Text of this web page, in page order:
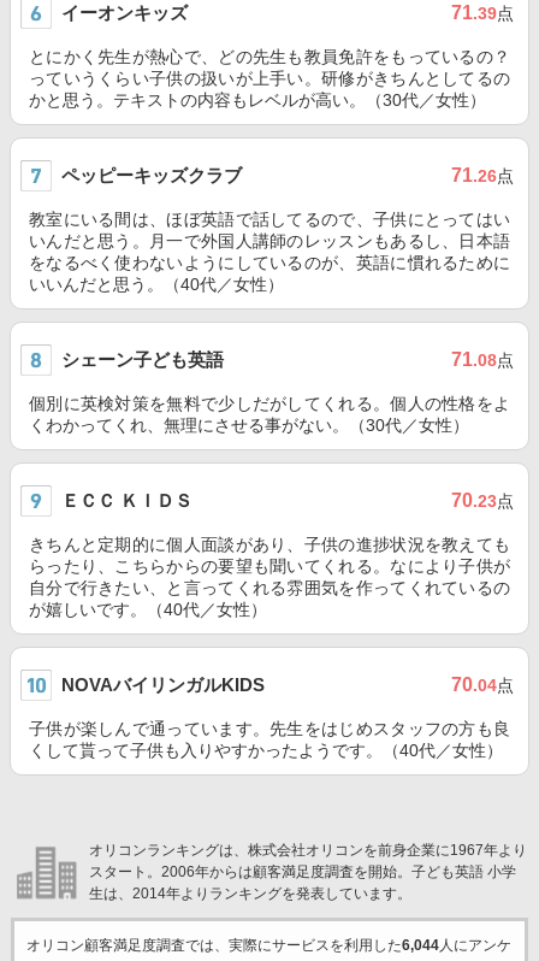
イーオンキッズ 71.39点
とにかく先生が熱心で、どの先生も教員免許をもっているの？
っていうくらい子供の扱いが上手い。研修がきちんとしてるの
かと思う。テキストの内容もレベルが高い。（30代／女性）
ペッピーキッズクラブ 71.26点
教室にいる間は、ほぼ英語で話してるので、子供にとってはい
いんだと思う。月一で外国人講師のレッスンもあるし、日本語
をなるべく使わないようにしているのが、英語に慣れるために
いいんだと思う。（40代／女性）
シェーン子ども英語 71.08点
個別に英検対策を無料で少しだがしてくれる。個人の性格をよ
くわかってくれ、無理にさせる事がない。（30代／女性）
ＥＣＣ ＫＩＤＳ 70.23点
きちんと定期的に個人面談があり、子供の進捗状況を教えても
らったり、こちらからの要望も聞いてくれる。なにより子供が
自分で行きたい、と言ってくれる雰囲気を作ってくれているの
が嬉しいです。（40代／女性）
NOVAバイリンガルKIDS 70.04点
子供が楽しんで通っています。先生をはじめスタッフの方も良
くして貰って子供も入りやすかったようです。（40代／女性）
オリコンランキングは、株式会社オリコンを前身企業に1967年より
スタート。2006年からは顧客満足度調査を開始。子ども英語 小学
生は、2014年よりランキングを発表しています。
オリコン顧客満足度調査では、実際にサービスを利用した6,044人にアンケ